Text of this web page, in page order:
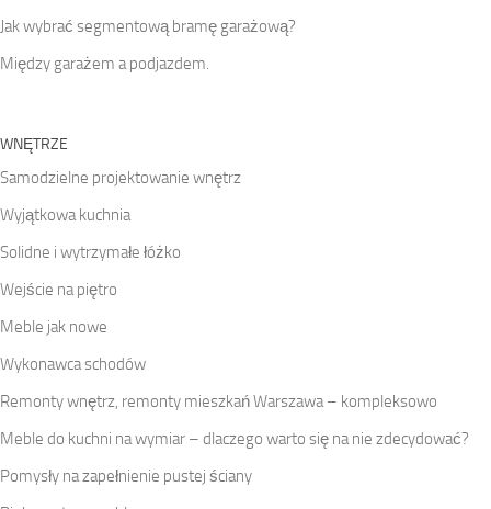
Jak wybrać segmentową bramę garażową?
Między garażem a podjazdem.
WNĘTRZE
Samodzielne projektowanie wnętrz
Wyjątkowa kuchnia
Solidne i wytrzymałe łóżko
Wejście na piętro
Meble jak nowe
Wykonawca schodów
Remonty wnętrz, remonty mieszkań Warszawa – kompleksowo
Meble do kuchni na wymiar – dlaczego warto się na nie zdecydować?
Pomysły na zapełnienie pustej ściany